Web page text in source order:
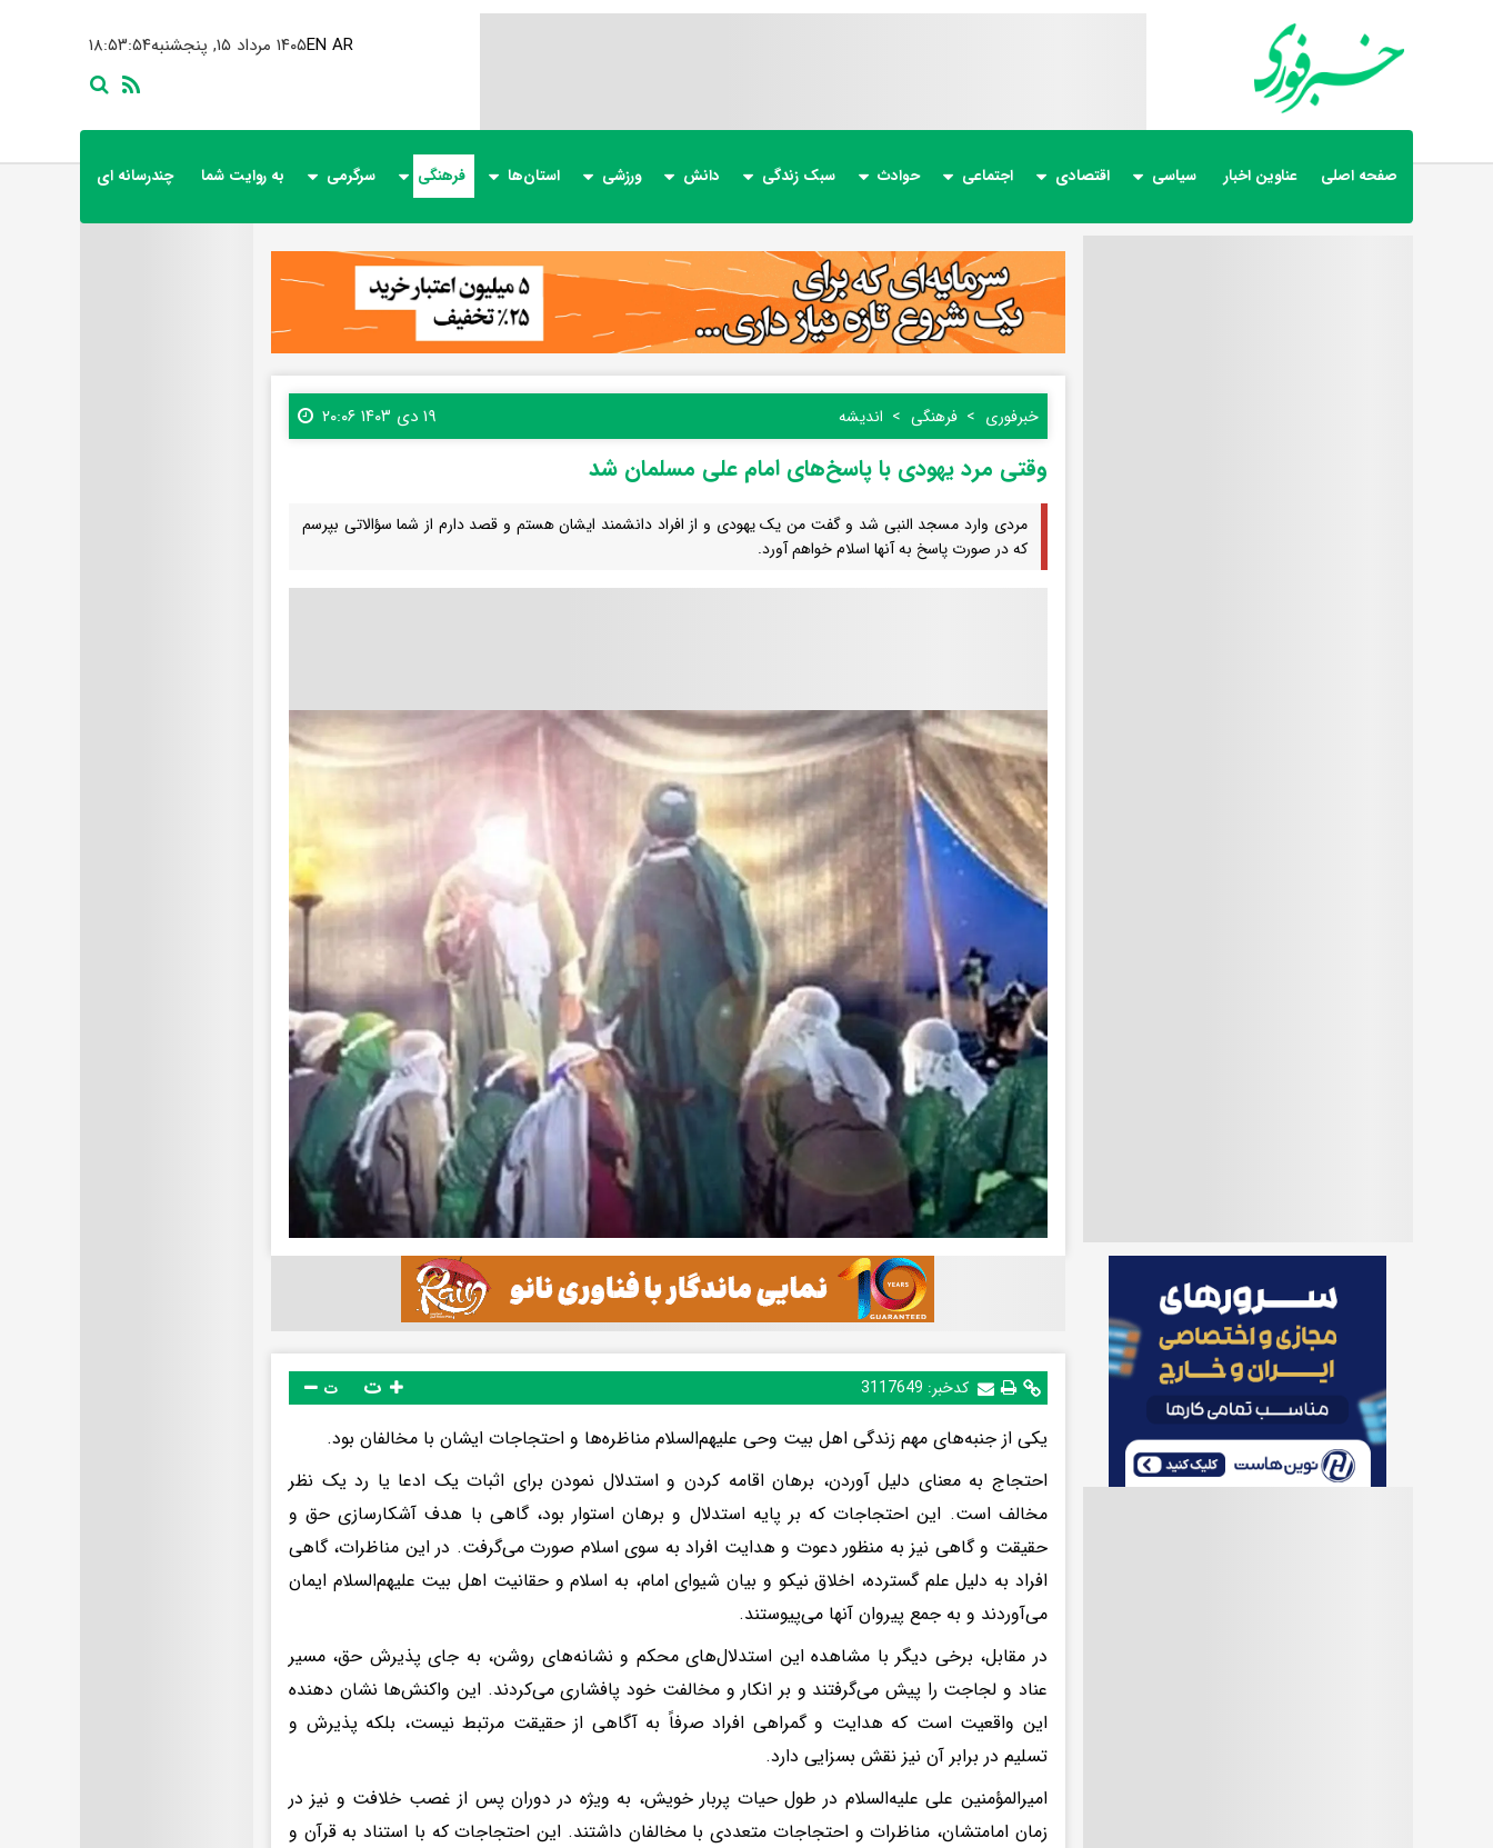
۱۸:۵۳:۵۵ ۱۴۰۵ مرداد ۱۵, پنجشنبهEN AR
صفحه اصلی عناوین اخبار سیاسی اقتصادی اجتماعی حوادث سبک زندگی دانش ورزشی استان‌ها فرهنگی سرگرمی به روایت شما چندرسانه ای
خبرفوری فرهنگی اندیشه ۱۹ دی ۱۴۰۳ ۲۰:۰۶
وقتی مرد یهودی با پاسخ‌های امام علی مسلمان شد
مردی وارد مسجد النبی شد و گفت من یک یهودی و از افراد دانشمند ایشان هستم و قصد دارم از شما سؤالاتی بپرسم
که در صورت پاسخ به آنها اسلام خواهم آورد.
کدخبر: 3117649 ت
یکی از جنبه‌های مهم زندگی اهل بیت وحی علیهم‌السلام مناظره‌ها و احتجاجات ایشان با مخالفان بود.
احتجاج به معنای دلیل آوردن، برهان اقامه کردن و استدلال نمودن برای اثبات یک ادعا یا رد یک نظر
مخالف است. این احتجاجات که بر پایه استدلال و برهان استوار بود، گاهی با هدف آشکارسازی حق و
حقیقت و گاهی نیز به منظور دعوت و هدایت افراد به سوی اسلام صورت می‌گرفت. در این مناظرات، گاهی
افراد به دلیل علم گسترده، اخلاق نیکو و بیان شیوای امام، به اسلام و حقانیت اهل بیت علیهم‌السلام ایمان
می‌آوردند و به جمع پیروان آنها می‌پیوستند.
در مقابل، برخی دیگر با مشاهده این استدلال‌های محکم و نشانه‌های روشن، به جای پذیرش حق، مسیر
عناد و لجاجت را پیش می‌گرفتند و بر انکار و مخالفت خود پافشاری می‌کردند. این واکنش‌ها نشان دهنده
این واقعیت است که هدایت و گمراهی افراد صرفاً به آگاهی از حقیقت مرتبط نیست، بلکه پذیرش و
تسلیم در برابر آن نیز نقش بسزایی دارد.
امیرالمؤمنین علی علیه‌السلام در طول حیات پربار خویش، به ویژه در دوران پس از غصب خلافت و نیز در
زمان امامتشان، مناظرات و احتجاجات متعددی با مخالفان داشتند. این احتجاجات که با استناد به قرآن و